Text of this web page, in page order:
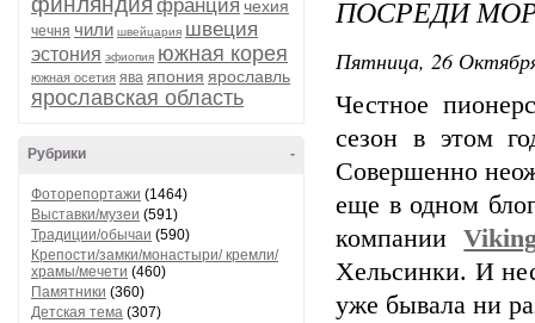
франция чехия
чечня чили швейцария швеция
эстония эфиопия южная корея
южная осетия ява япония ярославль
ярославская область
-
Рубрики
Фоторепортажи (1464)
Выставки/музеи (591)
Традиции/обычаи (590)
Крепости/замки/монастыри/ кремли/
храмы/мечети (460)
Памятники (360)
Детская тема (307)
ПОСРЕДИ
Пятница, 26
Честное
сезон в этом
Совершенно
еще в одном
компании
Хельсинки. И
уже бывала ни